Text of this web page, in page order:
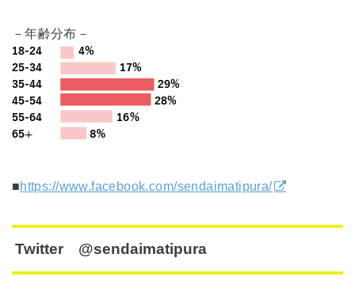
－年齢分布－
■https://www.facebook.com/sendaimatipura/
Twitter @sendaimatipura